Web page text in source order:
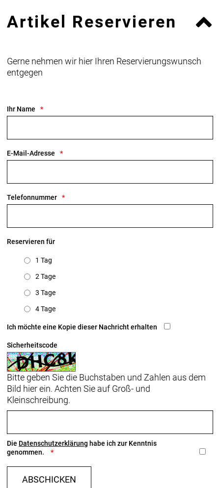
Artikel Reservieren
Gerne nehmen wir hier Ihren Reservierungswunsch
entgegen
Ihr Name
E-Mail-Adresse
Telefonnummer
Reservieren für
1 Tag
2 Tage
3 Tage
4 Tage
Ich möchte eine Kopie dieser Nachricht erhalten
Sicherheitscode
Bitte geben Sie die Buchstaben und Zahlen aus dem
Bild hier ein. Achten Sie auf Groß- und
Kleinschreibung.
Die Datenschutzerklärung habe ich zur Kenntnis
genommen.
ABSCHICKEN